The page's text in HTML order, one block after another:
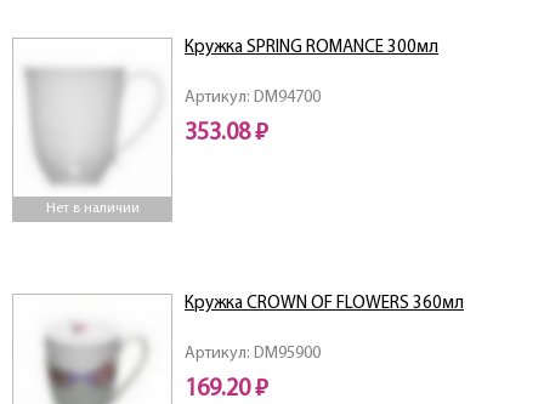
Нет в наличии
Артикул: DM94700
Кружка SPRING ROMANCE 300мл
353.08 ₽
Артикул: DM95900
Кружка CROWN OF FLOWERS 360мл
169.20 ₽